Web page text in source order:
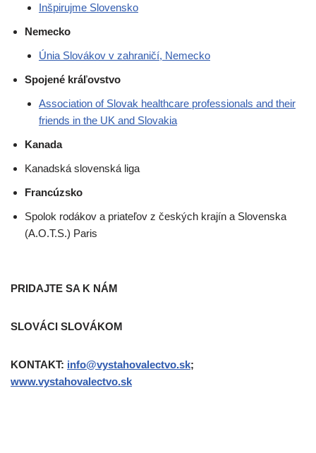
Inšpirujme Slovensko
Nemecko
Únia Slovákov v zahraničí, Nemecko
Spojené kráľovstvo
Association of Slovak healthcare professionals and their
friends in the UK and Slovakia
Kanada
Kanadská slovenská liga
Francúzsko
Spolok rodákov a priateľov z českých krajín a Slovenska
(A.O.T.S.) Paris
PRIDAJTE SA K NÁM
SLOVÁCI SLOVÁKOM
KONTAKT: info@vystahovalectvo.sk;
www.vystahovalectvo.sk